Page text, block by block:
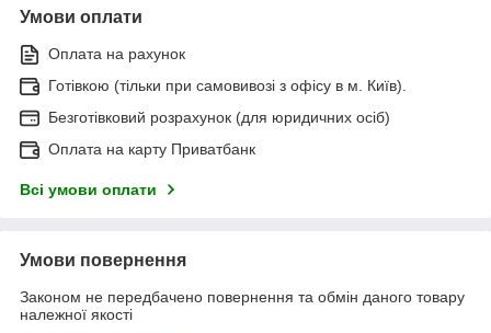
Умови оплати
Оплата на рахунок
Готівкою (тільки при самовивозі з офісу в м. Київ).
Безготівковий розрахунок (для юридичних осіб)
Оплата на карту Приватбанк
Всі умови оплати
Умови повернення
Законом не передбачено повернення та обмін даного товару
належної якості